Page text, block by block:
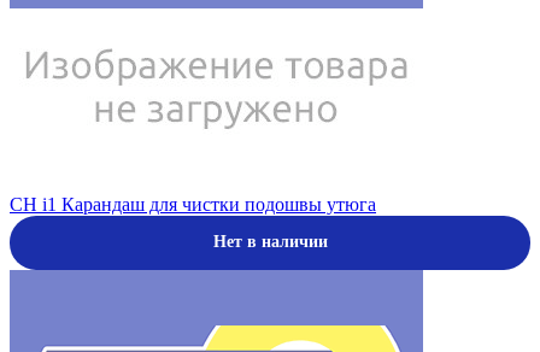
CH i1 Карандаш для чистки подошвы утюга
Нет в наличии